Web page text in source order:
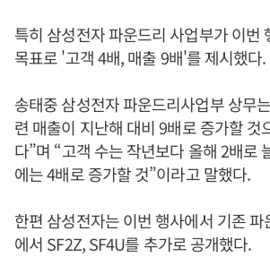
특히 삼성전자 파운드리 사업부가 이번
목표로 '고객 4배, 매출 9배'를 제시했다.
송태중 삼성전자 파운드리사업부 상무
련 매출이 지난해 대비 9배로 증가할 것
다”며 “고객 수는 작년보다 올해 2배로
에는 4배로 증가할 것”이라고 말했다.
한편 삼성전자는 이번 행사에서 기존
에서 SF2Z, SF4U를 추가로 공개했다.